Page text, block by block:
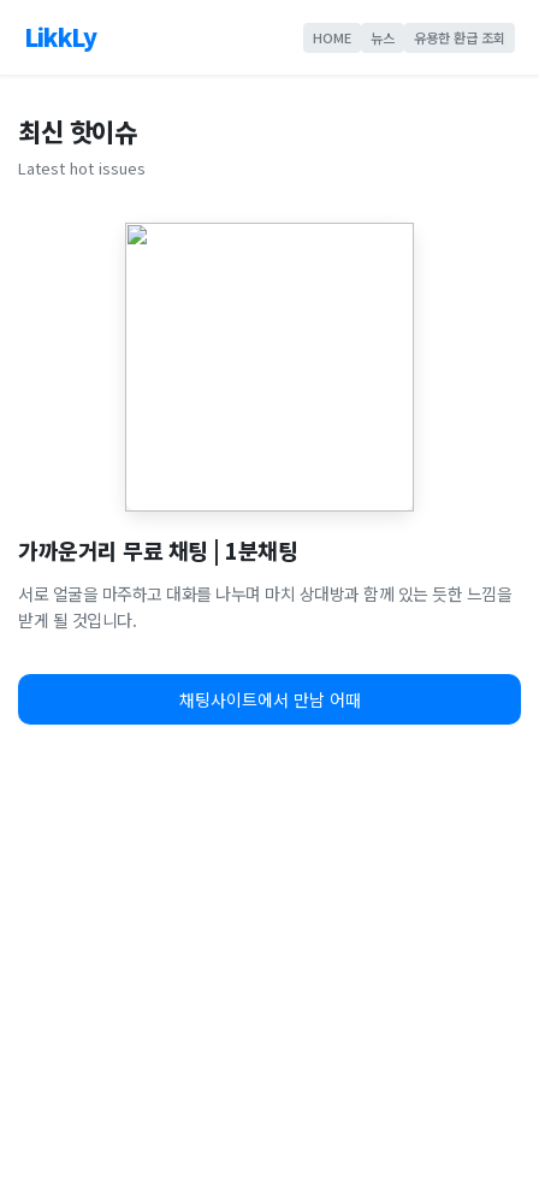
LikkLy HOME 뉴스 유용한 환급 조회
최신 핫이슈
Latest hot issues
가까운거리 무료 채팅 | 1분채팅
서로 얼굴을 마주하고 대화를 나누며 마치 상대방과 함께 있는 듯한 느낌을
받게 될 것입니다.
채팅사이트에서 만남 어때